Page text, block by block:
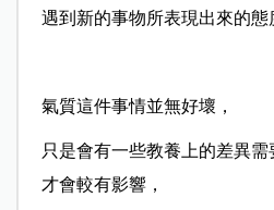
遇到新的事物所表現出來的態
氣質這件事情並無好壞，
只是會有一些教養上的差異
才會較有影響，